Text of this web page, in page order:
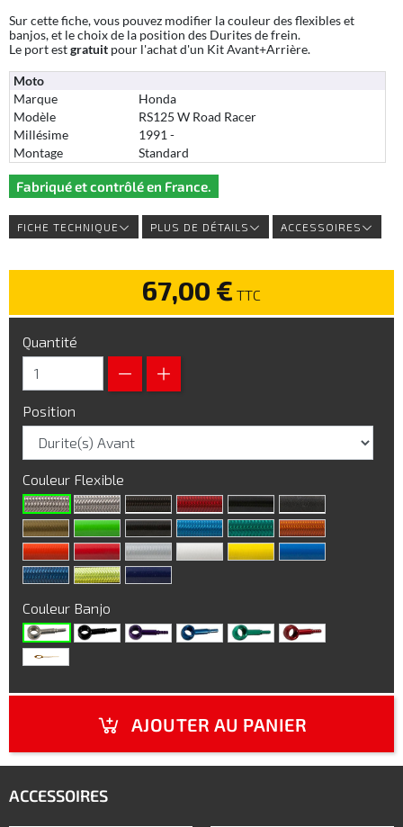
Sur cette fiche, vous pouvez modifier la couleur des flexibles et
banjos, et le choix de la position des Durites de frein.
Le port estgratuit pour l'achat d'un Kit Avant+Arrière.
Moto
Marque
Honda
Modèle
RS125 W Road Racer
Millésime
1991 -
Montage
Standard
Fabriqué et contrôlé en France.
FICHE TECHNIQUE PLUS DE DÉTAILS ACCESSOIRES
67,00 € TTC
Quantité
Position
Couleur Flexible
Couleur Banjo
AJOUTER AU PANIER
ACCESSOIRES